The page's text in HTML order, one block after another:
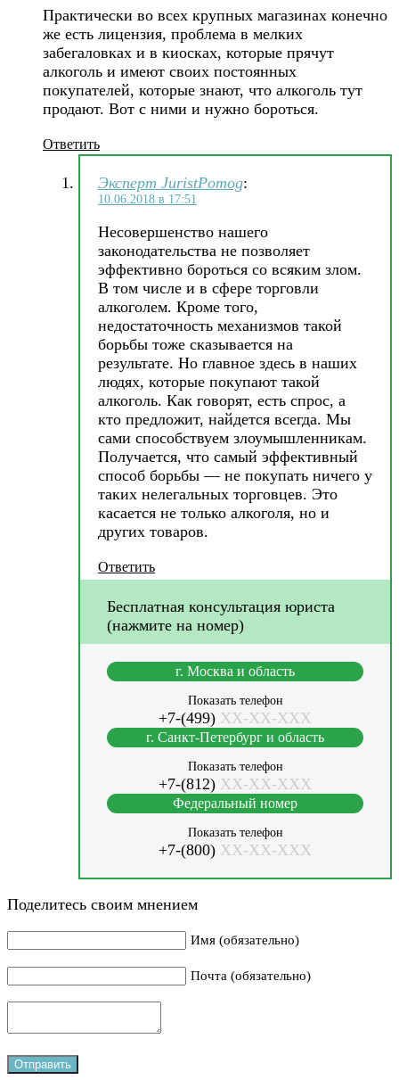
Практически во всех крупных магазинах конечно
же есть лицензия, проблема в мелких
забегаловках и в киосках, которые прячут
алкоголь и имеют своих постоянных
покупателей, которые знают, что алкоголь тут
продают. Вот с ними и нужно бороться.
Ответить
Эксперт JuristPomog:
10.06.2018 в 17:51
Несовершенство нашего
законодательства не позволяет
эффективно бороться со всяким злом.
В том числе и в сфере торговли
алкоголем. Кроме того,
недостаточность механизмов такой
борьбы тоже сказывается на
результате. Но главное здесь в наших
людях, которые покупают такой
алкоголь. Как говорят, есть спрос, а
кто предложит, найдется всегда. Мы
сами способствуем злоумышленникам.
Получается, что самый эффективный
способ борьбы — не покупать ничего у
таких нелегальных торговцев. Это
касается не только алкоголя, но и
других товаров.
Ответить
Бесплатная консультация юриста
(нажмите на номер)
г. Москва и область
Показать телефон
+7-(499) XX-XX-XXX
г. Санкт-Петербург и область
Показать телефон
+7-(812) XX-XX-XXX
Федеральный номер
Показать телефон
+7-(800) XX-XX-XXX
Поделитесь своим мнением
Имя (обязательно)
Почта (обязательно)